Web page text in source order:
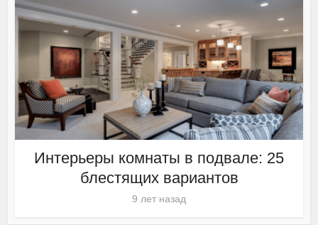
Интерьеры комнаты в подвале: 25
блестящих вариантов
9 лет назад